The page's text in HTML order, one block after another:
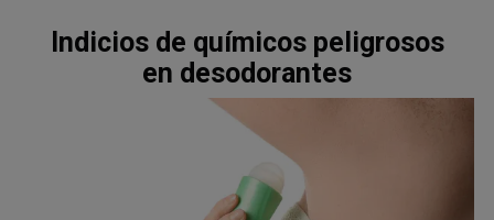
Indicios de químicos peligrosos
en desodorantes